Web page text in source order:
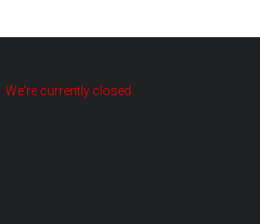
We're currently closed.